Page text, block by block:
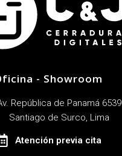
- Showroom
República de Panamá 6539
Santiago de Surco, Lima
Atención previa cita